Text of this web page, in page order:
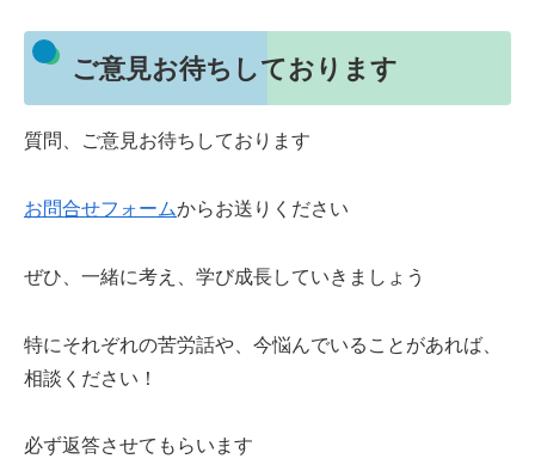
ご意見お待ちしております
質問、ご意見お待ちしております
お問合せフォームからお送りください
ぜひ、一緒に考え、学び成長していきましょう
特にそれぞれの苦労話や、今悩んでいることがあれば、
相談ください！
必ず返答させてもらいます